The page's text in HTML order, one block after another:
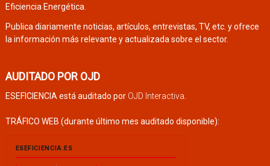
Eficiencia Energética.
Publica diariamente noticias, artículos, entrevistas, TV, etc. y ofrece
la información más relevante y actualizada sobre el sector.
AUDITADO POR OJD
ESEFICIENCIA está auditado por OJD Interactiva
TRÁFICO WEB (durante último mes auditado disponible):